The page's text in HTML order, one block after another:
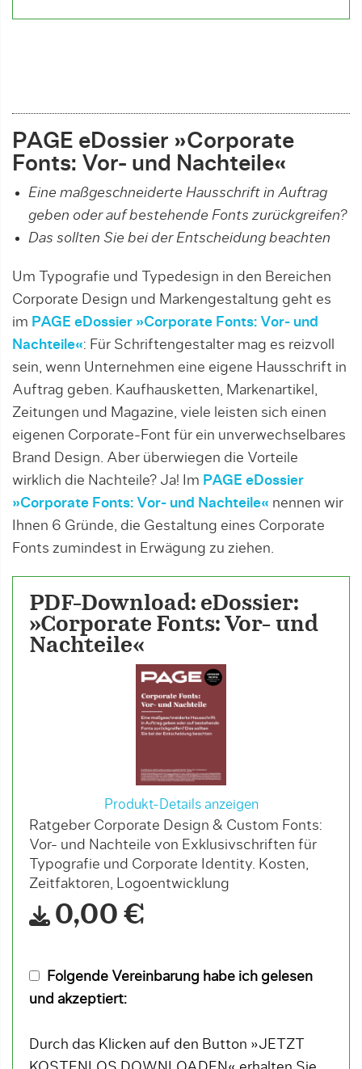
PAGE eDossier »Corporate
Fonts: Vor- und Nachteile«
Eine maßgeschneiderte Hausschrift in Auftrag
geben oder auf bestehende Fonts zurückgreifen?
Das sollten Sie bei der Entscheidung beachten
Um Typografie und Typedesign in den Bereichen
Corporate Design und Markengestaltung geht es
im PAGE eDossier »Corporate Fonts: Vor- und
Nachteile«: Für Schriftengestalter mag es reizvoll
sein, wenn Unternehmen eine eigene Hausschrift in
Auftrag geben. Kaufhausketten, Markenartikel,
Zeitungen und Magazine, viele leisten sich einen
eigenen Corporate-Font für ein unverwechselbares
Brand Design. Aber überwiegen die Vorteile
wirklich die Nachteile? Ja! Im PAGE eDossier
»Corporate Fonts: Vor- und Nachteile« nennen wir
Ihnen 6 Gründe, die Gestaltung eines Corporate
Fonts zumindest in Erwägung zu ziehen.
PDF-Download: eDossier:
»Corporate Fonts: Vor- und
Nachteile«
Produkt-Details anzeigen
Ratgeber Corporate Design & Custom Fonts:
Vor- und Nachteile von Exklusivschriften für
Typografie und Corporate Identity. Kosten,
Zeitfaktoren, Logoentwicklung
0,00 €
Folgende Vereinbarung habe ich gelesen
und akzeptiert:
Durch das Klicken auf den Button »JETZT